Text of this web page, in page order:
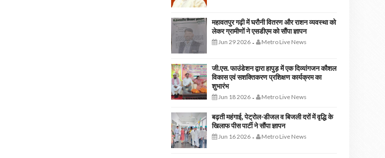
महावतपुर गढ़ी में घरौनी वितरण और राशन व्यवस्था को
लेकर ग्रामीणों ने एसडीएम को सौंपा ज्ञापन
Jun 29 2026 - Metro Live News
जी.एस. फाउंडेशन द्वारा हापुड़ में एक दिव्यांगजन कौशल
विकास एवं सशक्तिकरण प्रशिक्षण कार्यक्रम का
शुभारंभ
Jun 18 2026 - Metro Live News
बढ़ती महंगाई, पेट्रोल-डीजल व बिजली दरों में वृद्धि के
खिलाफ पीस पार्टी ने सौंपा ज्ञापन
Jun 16 2026 - Metro Live News